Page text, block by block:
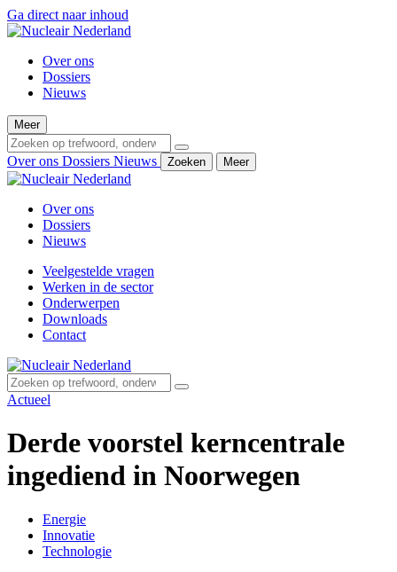
Ga direct naar inhoud
Over ons
Dossiers
Nieuws
Meer
Over ons Dossiers Nieuws Zoeken Meer
Over ons
Dossiers
Nieuws
Veelgestelde vragen
Werken in de sector
Onderwerpen
Downloads
Contact
Actueel
Derde voorstel kerncentrale
ingediend in Noorwegen
Energie
Innovatie
Technologie